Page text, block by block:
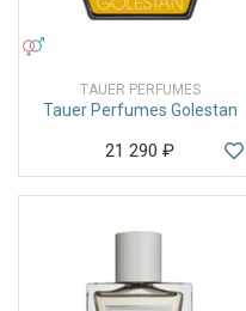
TAUER PERFUMES
Tauer Perfumes Golestan
21 290 ₽